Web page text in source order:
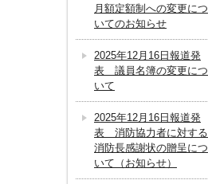
月額定額制への変更につ
いてのお知らせ
2025年12月16日報道発
表 議員名簿の変更につ
いて
2025年12月16日報道発
表 消防協力者に対する
消防長感謝状の贈呈につ
いて（お知らせ）